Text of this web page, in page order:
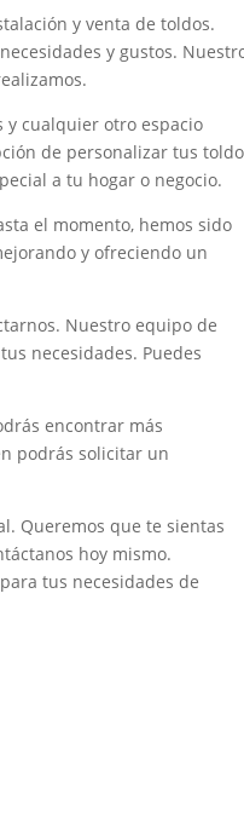
y venta de toldos.
y gustos.
y cualquier otro espacio
de personalizar tus
a tu hogar o negocio.
el momento, hemos sido
y ofreciendo un
Nuestro equipo de
necesidades. Puedes
encontrar más
podrás solicitar un
Queremos que te sientas
hoy mismo.
tus necesidades de